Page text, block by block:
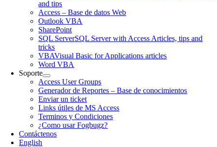
and tips
Access – Base de datos Web
Outlook VBA
SharePoint
SQL ServerSQL Server with Access Articles, tips and
tricks
VBAVisual Basic for Applications articles
Word VBA
Soporte
Access User Groups
Generador de Reportes – Base de conocimientos
Enviar un ticket
Links útiles de MS Access
Terminos y Condiciones
¿Como usar Fogbugz?
Contáctenos
English